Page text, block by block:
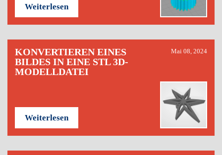
Weiterlesen
KONVERTIEREN EINES
BILDES IN EINE STL 3D-
MODELLDATEI
Mai 08, 2024
Weiterlesen